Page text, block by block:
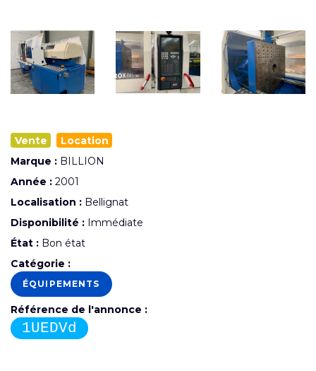
Vente
Location
Marque : BILLION
Année : 2001
Localisation : Bellignat
Disponibilité : Immédiate
État : Bon état
Catégorie :
ÉQUIPEMENTS
Référence de l'annonce :
1UEDVd